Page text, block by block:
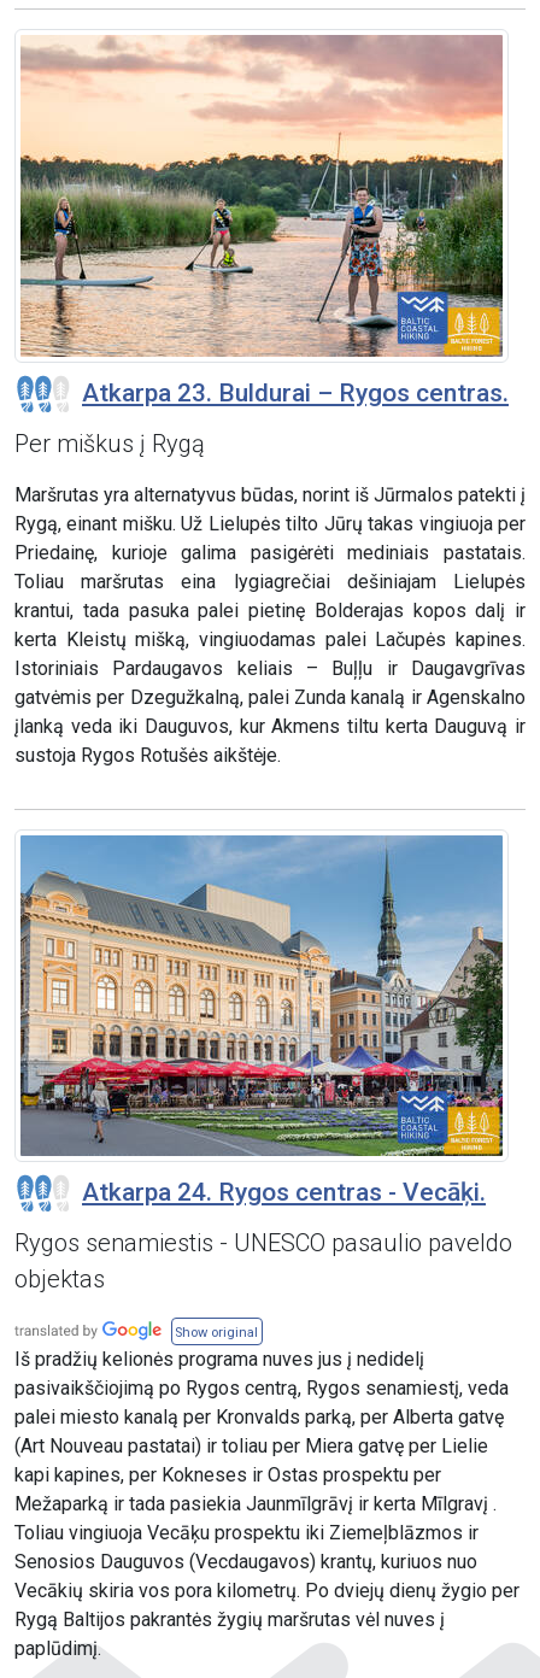
Atkarpa 23. Buldurai – Rygos centras.
Per miškus į Rygą
Maršrutas yra alternatyvus būdas, norint iš Jūrmalos patekti į
Rygą, einant mišku. Už Lielupės tilto Jūrų takas vingiuoja per
Priedainę, kurioje galima pasigėrėti mediniais pastatais.
Toliau maršrutas eina lygiagrečiai dešiniajam Lielupės
krantui, tada pasuka palei pietinę Bolderajas kopos dalį ir
kerta Kleistų mišką, vingiuodamas palei Lačupės kapines.
Istoriniais Pardaugavos keliais – Buļļu ir Daugavgrīvas
gatvėmis per Dzegužkalną, palei Zunda kanalą ir Agenskalno
įlanką veda iki Dauguvos, kur Akmens tiltu kerta Dauguvą ir
sustoja Rygos Rotušės aikštėje.
Atkarpa 24. Rygos centras - Vecāķi.
Rygos senamiestis - UNESCO pasaulio paveldo
objektas
Show original
Iš pradžių kelionės programa nuves jus į nedidelį
pasivaikščiojimą po Rygos centrą, Rygos senamiestį, veda
palei miesto kanalą per Kronvalds parką, per Alberta gatvę
(Art Nouveau pastatai) ir toliau per Miera gatvę per Lielie
kapi kapines, per Kokneses ir Ostas prospektu per
Mežaparką ir tada pasiekia Jaunmīlgrāvį ir kerta Mīlgravį .
Toliau vingiuoja Vecāķu prospektu iki Ziemeļblāzmos ir
Senosios Dauguvos (Vecdaugavos) krantų, kuriuos nuo
Vecākių skiria vos pora kilometrų. Po dviejų dienų žygio per
Rygą Baltijos pakrantės žygių maršrutas vėl nuves į
paplūdimį.